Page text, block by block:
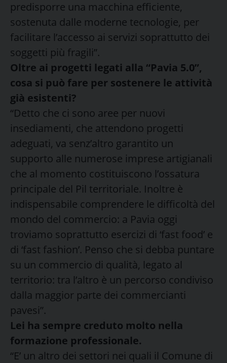
predisporre una macchina efficiente,
sostenuta dalle moderne tecnologie, per
facilitare l’accesso ai servizi soprattutto dei
soggetti più fragili”.
Oltre ai progetti legati alla “Pavia 5.0”,
cosa si può fare per sostenere le attività
già esistenti?
“Detto che ci sono aree per nuovi
insediamenti, che attendono progetti
adeguati, va senz’altro garantito un
supporto alle numerose imprese artigianali
che al momento costituiscono l’ossatura
principale del Pil territoriale. Inoltre è
indispensabile comprendere le difficoltà del
mondo del commercio: a Pavia oggi
troviamo soprattutto esercizi di ‘fast food’ e
di ‘fast fashion’. Penso che si debba puntare
su un commercio di qualità, legato al
territorio: tra l’altro è un percorso condiviso
dalla maggior parte dei commercianti
pavesi”.
Lei ha sempre creduto molto nella
formazione professionale.
“E’ un altro dei settori nei quali il Comune di